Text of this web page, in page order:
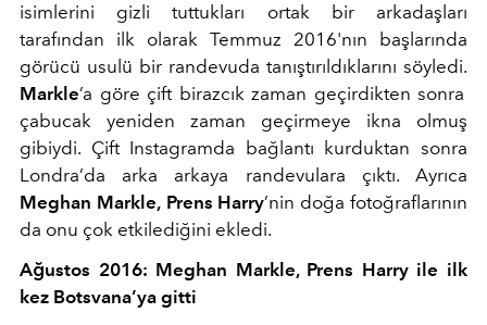
isimlerini gizli tuttukları ortak bir arkadaşları
tarafından ilk olarak Temmuz 2016'nın başlarında
görücü usulü bir randevuda tanıştırıldıklarını söyledi.
Markle’a göre çift birazcık zaman geçirdikten sonra
çabucak yeniden zaman geçirmeye ikna olmuş
gibiydi. Çift Instagramda bağlantı kurduktan sonra
Londra’da arka arkaya randevulara çıktı. Ayrıca
Meghan Markle, Prens Harry’nin doğa fotoğraflarının
da onu çok etkilediğini ekledi.
Ağustos 2016: Meghan Markle, Prens Harry ile ilk
kez Botsvana’ya gitti